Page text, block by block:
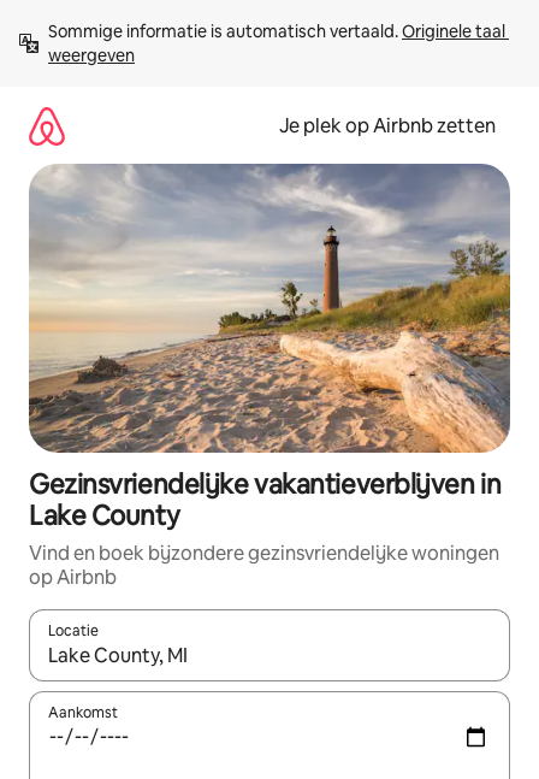
direct
naar
Sommige informatie is automatisch vertaald. Originele taal
weergeven
Je plek op Airbnb zetten
Gezinsvriendelijke vakantieverblijven in
Lake County
Vind en boek bijzondere gezinsvriendelijke woningen
op Airbnb
Locatie
Wanneer er resultaten beschikbaar zijn, maak je een keuze
Aankomst